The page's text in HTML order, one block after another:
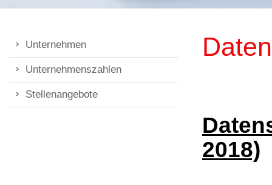
Unternehmen
Unternehmenszahlen
Stellenangebote
2018)